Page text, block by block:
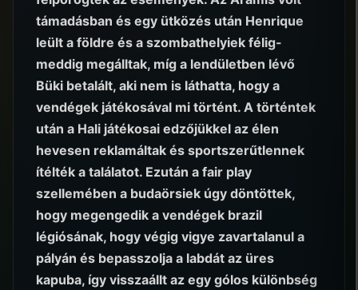
támadásban és egy ütközés után Henrique
leült a földre és a szombathelyiek félig-
meddig megálltak, míg a lendületben lévő
Büki betalált, aki nem is láthatta, hogy a
vendégek játékosával mi történt. A történtek
után a Hali játékosai edzőjükkel az élen
hevesen reklamáltak és sportszerűtlennek
ítélték a találatot. Ezután a fair play
szellemében a budaörsiek úgy döntöttek,
hogy megengedik a vendégek brazil
légiósának, hogy végig vigye zavartalanul a
pályán és bepasszolja a labdát az üres
kapuba, így visszaállt az egy gólos különbség